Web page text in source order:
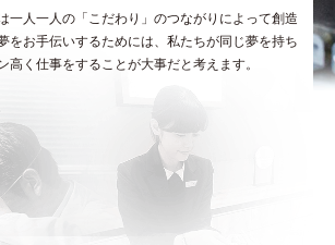
一人一人の「こだわり」のつながりによって創造
をお手伝いするためには、私たちが同じ夢を持ち
高く仕事をすることが大事だと考えます。